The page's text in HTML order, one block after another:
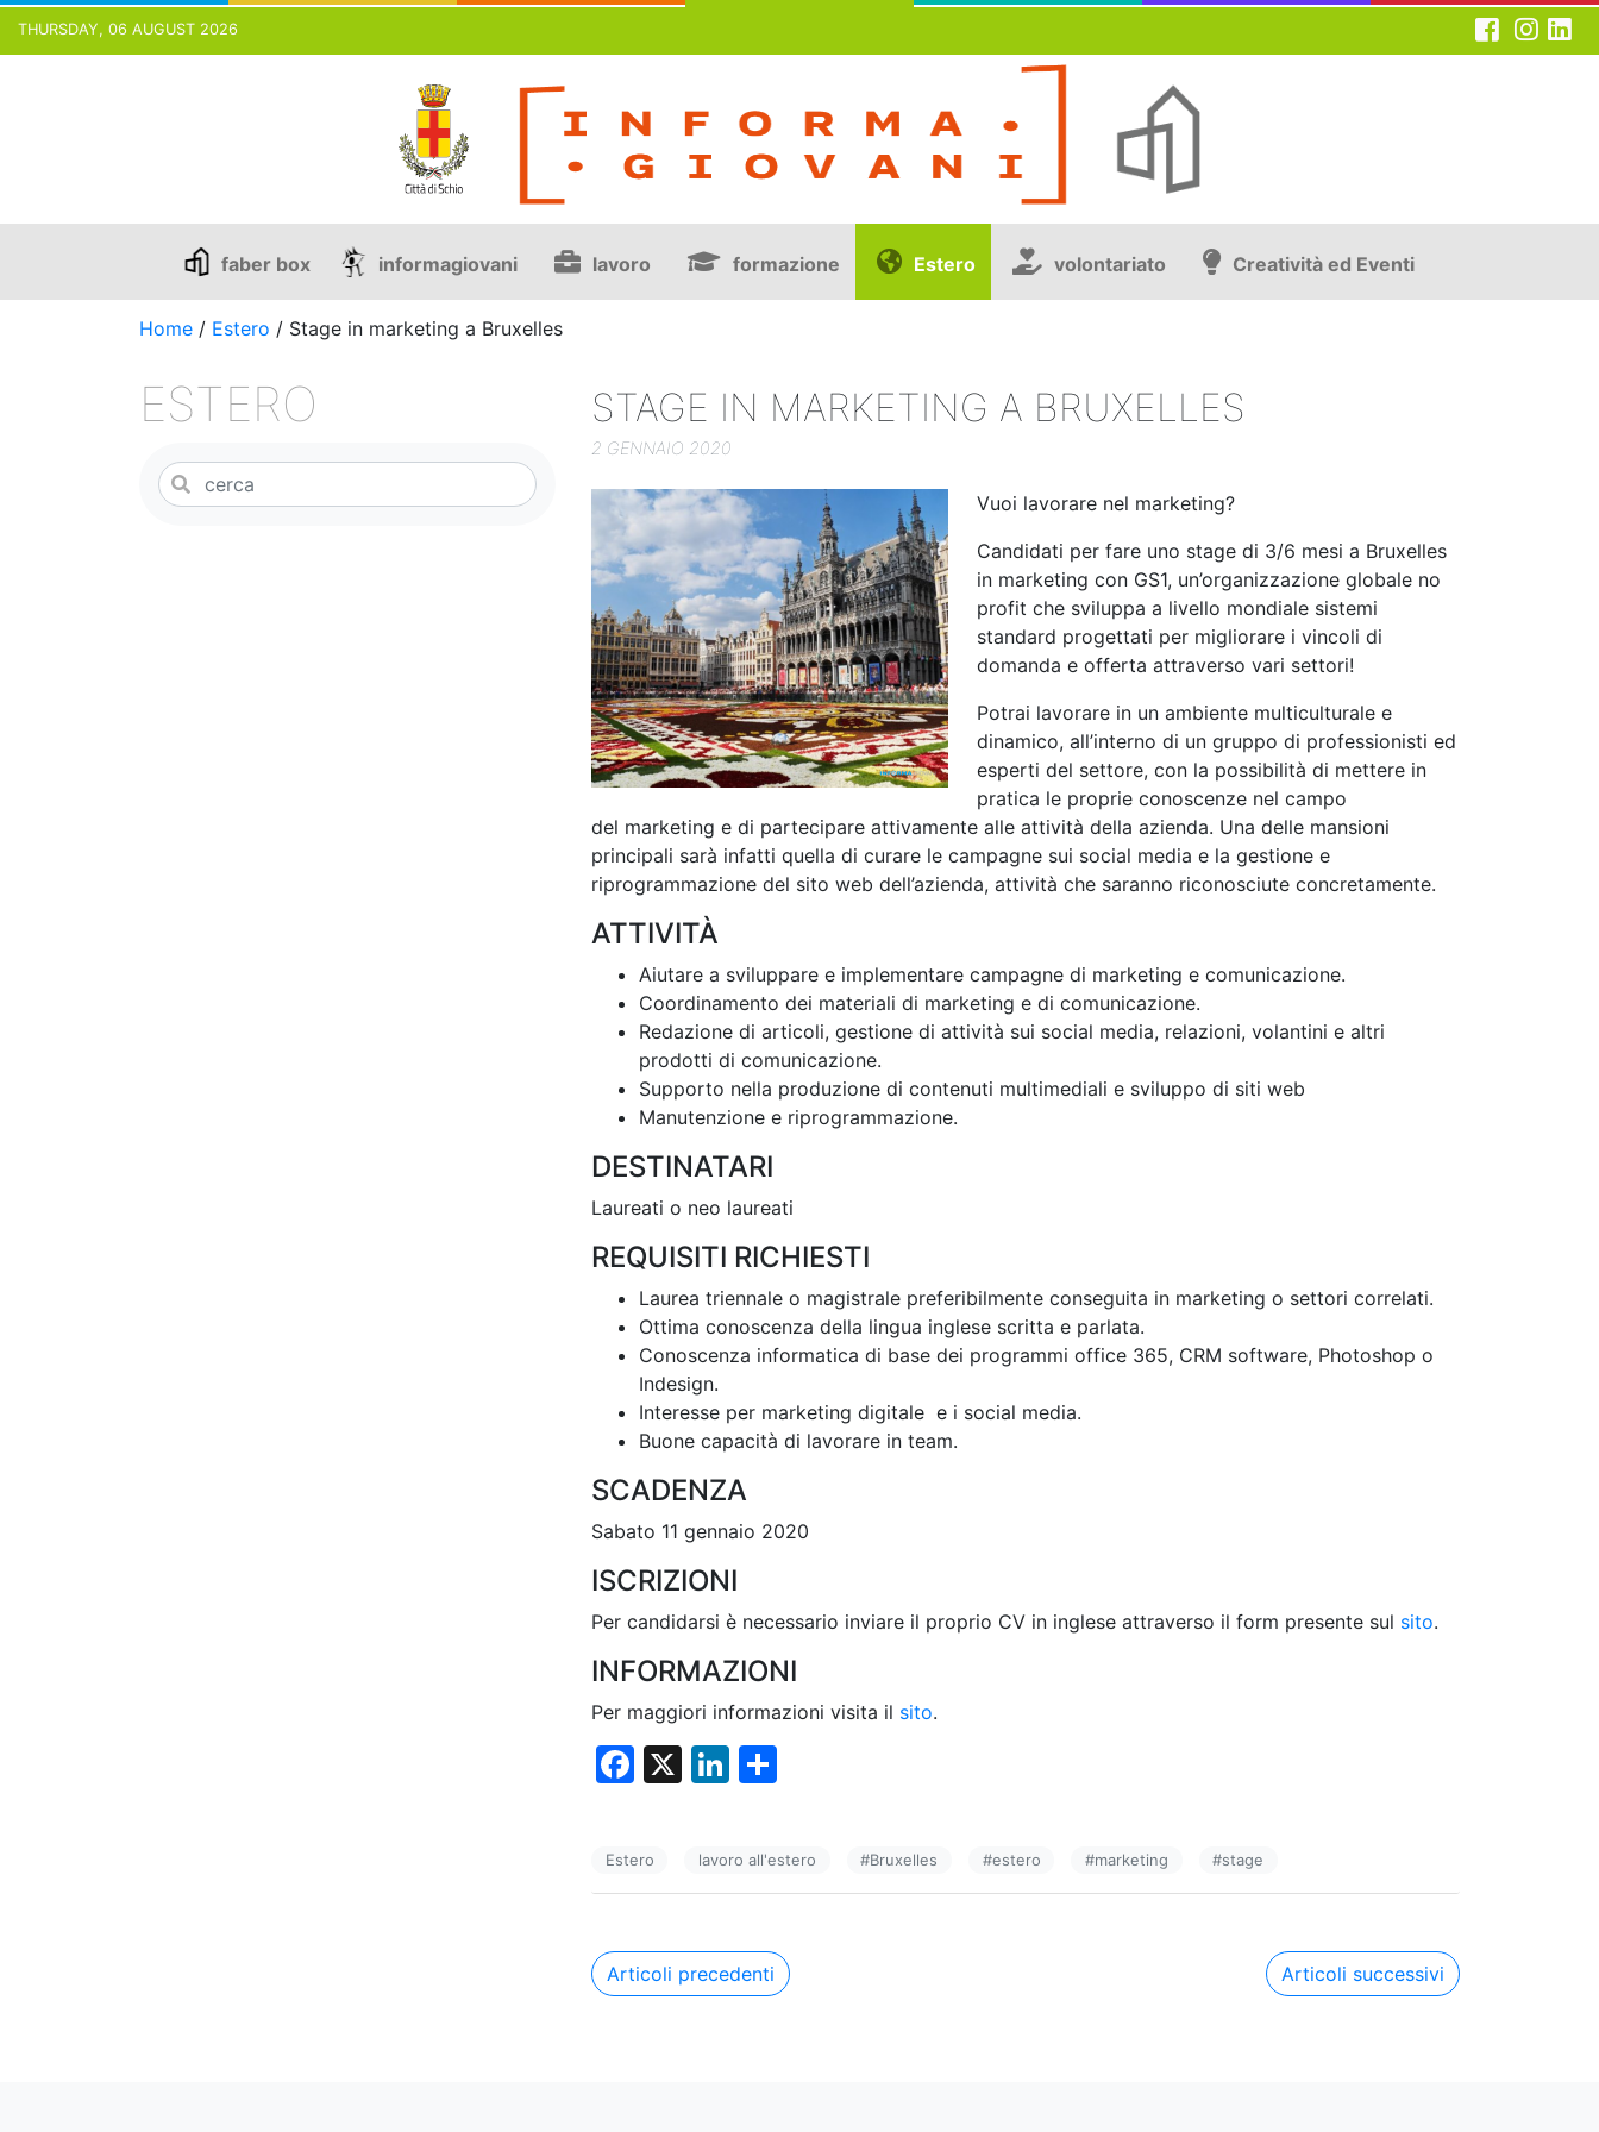
THURSDAY, 06 AUGUST 2026
faber box informagiovani lavoro formazione Estero volontariato Creatività ed Eventi
Home / Estero / Stage in marketing a Bruxelles
STAGE IN MARKETING A BRUXELLES
2 GENNAIO 2020
Vuoi lavorare nel marketing?
Candidati per fare uno stage di 3/6 mesi a Bruxelles
in marketing con GS1, un’organizzazione globale no
profit che sviluppa a livello mondiale sistemi
standard progettati per migliorare i vincoli di
domanda e offerta attraverso vari settori!
Potrai lavorare in un ambiente multiculturale e
dinamico, all’interno di un gruppo di professionisti ed
esperti del settore, con la possibilità di mettere in
pratica le proprie conoscenze nel campo
del marketing e di partecipare attivamente alle attività della azienda. Una delle mansioni
principali sarà infatti quella di curare le campagne sui social media e la gestione e
riprogrammazione del sito web dell’azienda, attività che saranno riconosciute concretamente.
ATTIVITÀ
Aiutare a sviluppare e implementare campagne di marketing e comunicazione.
Coordinamento dei materiali di marketing e di comunicazione.
Redazione di articoli, gestione di attività sui social media, relazioni, volantini e altri
prodotti di comunicazione.
Supporto nella produzione di contenuti multimediali e sviluppo di siti web
Manutenzione e riprogrammazione.
DESTINATARI
Laureati o neo laureati
REQUISITI RICHIESTI
Laurea triennale o magistrale preferibilmente conseguita in marketing o settori correlati.
Ottima conoscenza della lingua inglese scritta e parlata.
Conoscenza informatica di base dei programmi office 365, CRM software, Photoshop o
Indesign.
Interesse per marketing digitale e i social media.
Buone capacità di lavorare in team.
SCADENZA
Sabato 11 gennaio 2020
ISCRIZIONI
Per candidarsi è necessario inviare il proprio CV in inglese attraverso il form presente sul sito.
INFORMAZIONI
Per maggiori informazioni visita il sito.
F
e
o
o
X
Li
e
n
di
di
Estero lavoro all'estero #Bruxelles #estero #marketing #stage
Navigazione
Articoli precedenti Articoli successivi
ESTERO